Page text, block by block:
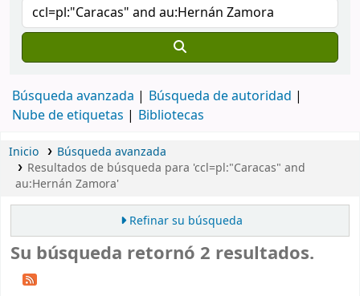
Búsqueda avanzada
Búsqueda de autoridad
Nube de etiquetas
Bibliotecas
Inicio
Búsqueda avanzada
Resultados de búsqueda para 'ccl=pl:"Caracas" and
au:Hernán Zamora'
Refinar su búsqueda
Su búsqueda retornó 2 resultados.